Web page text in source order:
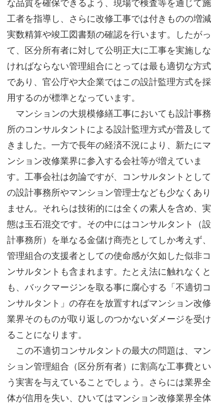
な品質を確保できるよう、現場で検査等を通じて施
工者を指導し、さらに改修工事では付きものの増減
実数精算や竣工図書類の確認を行います。したがっ
て、区分所有者に対して公明正大に工事を実施しな
ければならない管理組合にとっては最も適切な方式
であり、官公庁や大企業ではこの設計監理方式を採
用するのが標準となっています。
マンションの大規模修繕工事においても設計事務
所のコンサルタントによる設計監理方式が普及して
きました。一方で長年の経済不況により、新たにマ
ンション改修業界に参入する会社等が増えていま
す。工事会社は勿論ですが、コンサルタントとして
の設計事務所やマンション管理士なども少なくあり
ません。それらは技術的には全くの素人を含め、実
態は玉石混交です。その中にはコンサルタント（設
計事務所）を単なる金儲け商売としてしか考えず、
管理組合の支援者としての使命感が欠如した似非コ
ンサルタントも含まれます。たとえ法に触れなくと
も、バックマージンを取る事に腐心する「不適切コ
ンサルタント」の存在を放置すればマンション改修
業界そのものが取り返しのつかないダメージを受け
ることになります。
この不適切コンサルタントの最大の問題は、マン
ション管理組合（区分所有者）に割高な工事費とい
う実害を与えていることでしょう。さらには業界全
体が信用を失い、ひいてはマンション改修業界全体